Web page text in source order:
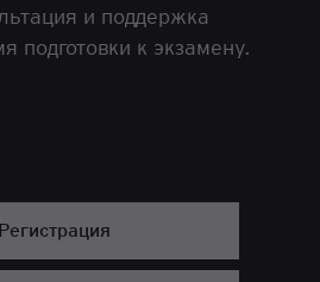
и поддержка
подготовки к экзамену.
Регистрация